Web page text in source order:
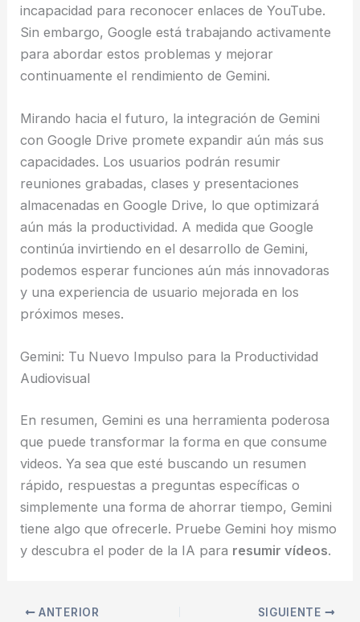
incapacidad para reconocer enlaces de YouTube.
Sin embargo, Google está trabajando activamente
para abordar estos problemas y mejorar
continuamente el rendimiento de Gemini.
Mirando hacia el futuro, la integración de Gemini
con Google Drive promete expandir aún más sus
capacidades. Los usuarios podrán resumir
reuniones grabadas, clases y presentaciones
almacenadas en Google Drive, lo que optimizará
aún más la productividad. A medida que Google
continúa invirtiendo en el desarrollo de Gemini,
podemos esperar funciones aún más innovadoras
y una experiencia de usuario mejorada en los
próximos meses.
Gemini: Tu Nuevo Impulso para la Productividad
Audiovisual
En resumen, Gemini es una herramienta poderosa
que puede transformar la forma en que consume
videos. Ya sea que esté buscando un resumen
rápido, respuestas a preguntas específicas o
simplemente una forma de ahorrar tiempo, Gemini
tiene algo que ofrecerle. Pruebe Gemini hoy mismo
y descubra el poder de la IA para resumir vídeos.
ANTERIOR SIGUIENTE